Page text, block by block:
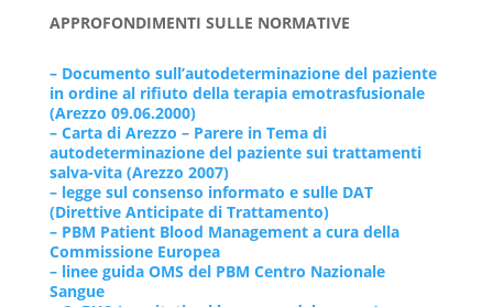
APPROFONDIMENTI SULLE NORMATIVE
– Documento sull’autodeterminazione del paziente
in ordine al rifiuto della terapia emotrasfusionale
(Arezzo 09.06.2000)
– Carta di Arezzo – Parere in Tema di
autodeterminazione del paziente sui trattamenti
salva-vita (Arezzo 2007)
– legge sul consenso informato e sulle DAT
(Direttive Anticipate di Trattamento)
– PBM Patient Blood Management a cura della
Commissione Europea
– linee guida OMS del PBM Centro Nazionale
Sangue